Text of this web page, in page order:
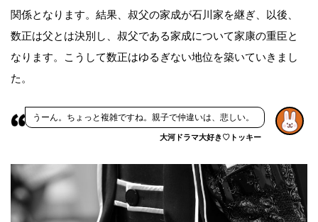
関係となります。結果、叔父の家成が石川家を継ぎ、以後、
数正は父とは決別し、叔父である家成について家康の重臣と
なります。こうして数正はゆるぎない地位を築いていきまし
た。
うーん。ちょっと複雑ですね。親子で仲違いは、悲しい。
大河ドラマ大好き♡トッキー